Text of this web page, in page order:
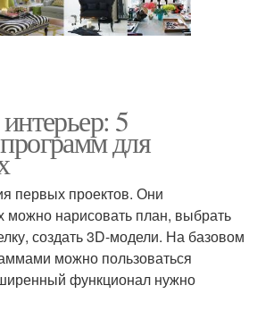
5
для
первых проектов. Они
можно нарисовать план, выбрать
создать 3D-модели. На базовом
можно пользоваться
функционал нужно